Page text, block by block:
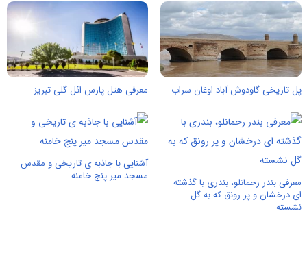
پل تاریخی گاودوش آباد اوغان سراب معرفی هتل پارس ائل گلی تبریز
معرفی بندر رحمانلو، بندری با گذشته
ای درخشان و پر رونق که به گل
نشسته
آشنایی با جاذبه ی تاریخی و مقدس
مسجد میر پنج خامنه